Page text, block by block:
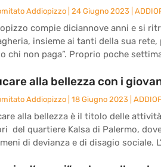
Addiopizzo 24 Giugno 2023
compie diciannove anni e si
insieme ai tanti della sua
chi non paga”. Proprio poche
alla bellezza con i
Addiopizzo 18 Giugno 2023
alla bellezza è il titolo delle
del quartiere Kalsa di Palermo,
di devianza e di disagio sociale.